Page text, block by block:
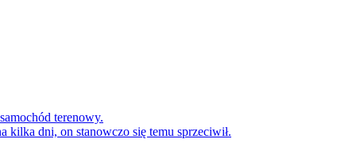
terenowy.
kilka dni, on stanowczo się temu sprzeciwił.